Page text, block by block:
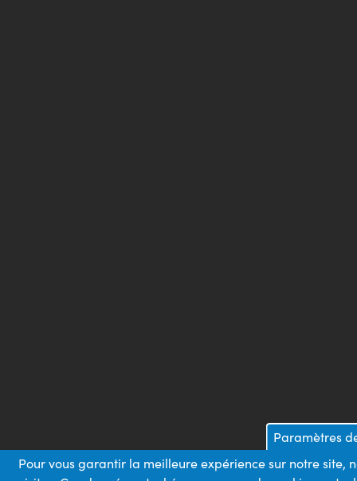
Paramètres
Pour vous garantir la meilleure expérience sur notre site,